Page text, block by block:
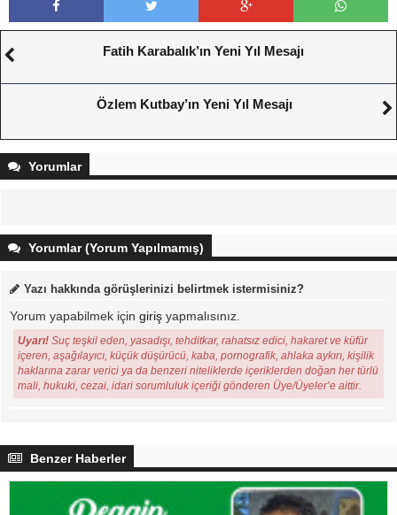
Fatih Karabalık’ın Yeni Yıl Mesajı
Özlem Kutbay’ın Yeni Yıl Mesajı
Yorumlar
Yorumlar (Yorum Yapılmamış)
Yazı hakkında görüşlerinizi belirtmek istermisiniz?
Yorum yapabilmek için giriş yapmalısınız.
Uyarı! Suç teşkil eden, yasadışı, tehditkar, rahatsız edici, hakaret ve küfür
içeren, aşağılayıcı, küçük düşürücü, kaba, pornografik, ahlaka aykırı, kişilik
haklarına zarar verici ya da benzeri niteliklerde içeriklerden doğan her türlü
mali, hukuki, cezai, idari sorumluluk içeriği gönderen Üye/Üyeler’e aittir.
Benzer Haberler